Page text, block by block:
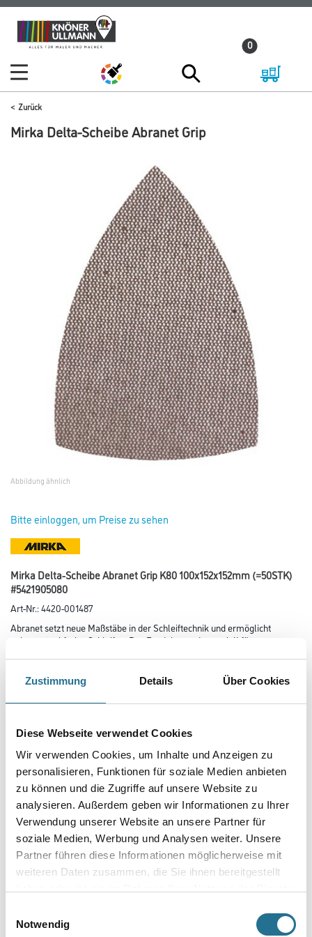
Zustimmung Details Über Cookies
Diese Webseite verwendet Cookies
Wir verwenden Cookies, um Inhalte und Anzeigen zu
personalisieren, Funktionen für soziale Medien anbieten
zu können und die Zugriffe auf unsere Website zu
analysieren. Außerdem geben wir Informationen zu Ihrer
Verwendung unserer Website an unsere Partner für
soziale Medien, Werbung und Analysen weiter. Unsere
Partner führen diese Informationen möglicherweise mit
weiteren Daten zusammen, die Sie ihnen bereitgestellt
Notwendig
Zum
Inhalt
Zum
Navigationsmenü
0
Zurück
Mirka Delta-Scheibe Abranet Grip
Abbildung ähnlich
Bitte einloggen, um Preise zu sehen
Mirka Delta-Scheibe Abranet Grip K80 100x152x152mm (=50STK)
#5421905080
Art-Nr.:4420-001487
Abranet setzt neue Maßstäbe in der Schleiftechnik und ermöglicht
nahezu staubfreies Schleifen. Das Produkt wurde speziell für
optimale Staubabsaugung gewährleistet und eine höhere Standzeit
Breite in millimeter
Körnung